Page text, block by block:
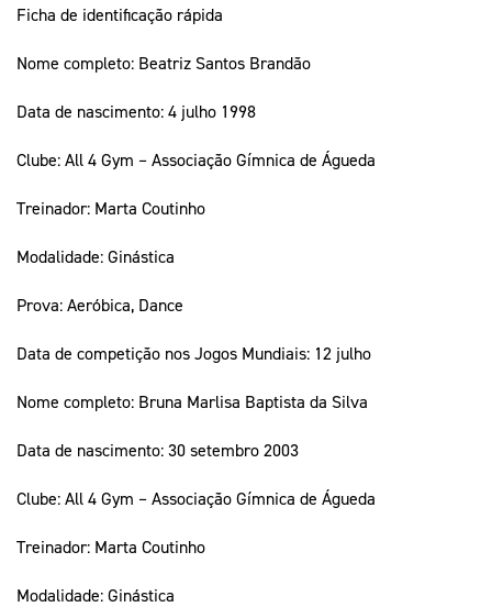
Ficha de identificação rápida
Nome completo: Beatriz Santos Brandão
Data de nascimento: 4 julho 1998
Clube: All 4 Gym – Associação Gímnica de Águeda
Treinador: Marta Coutinho
Modalidade: Ginástica
Prova: Aeróbica, Dance
Data de competição nos Jogos Mundiais: 12 julho
Nome completo: Bruna Marlisa Baptista da Silva
Data de nascimento: 30 setembro 2003
Clube: All 4 Gym – Associação Gímnica de Águeda
Treinador: Marta Coutinho
Modalidade: Ginástica